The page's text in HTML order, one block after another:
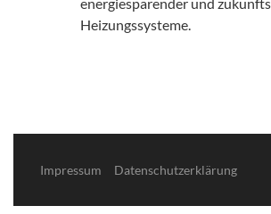
Heizungssysteme.
Impressum Datenschutzerklärung